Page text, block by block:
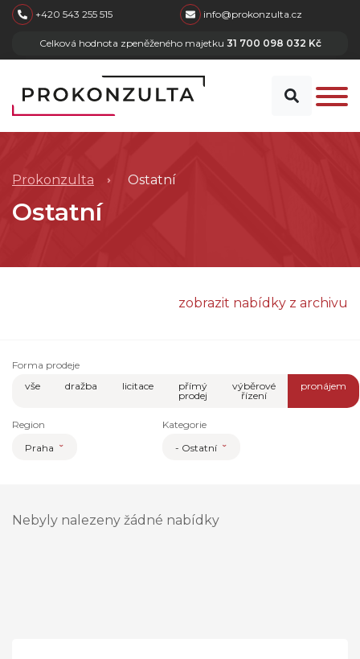
skip to main content
+420 543 255 515 info@prokonzulta.cz
Celková hodnota zpeněženého majetku 31 700 098 032 Kč
Prokonzulta Ostatní
Ostatní
zobrazit nabídky z archivu
Forma prodeje
vše
dražba licitace
přímý
prodej
výběrové
řízení
pronájem
Region
Praha
Kategorie
- Ostatní
Nebyly nalezeny žádné nabídky